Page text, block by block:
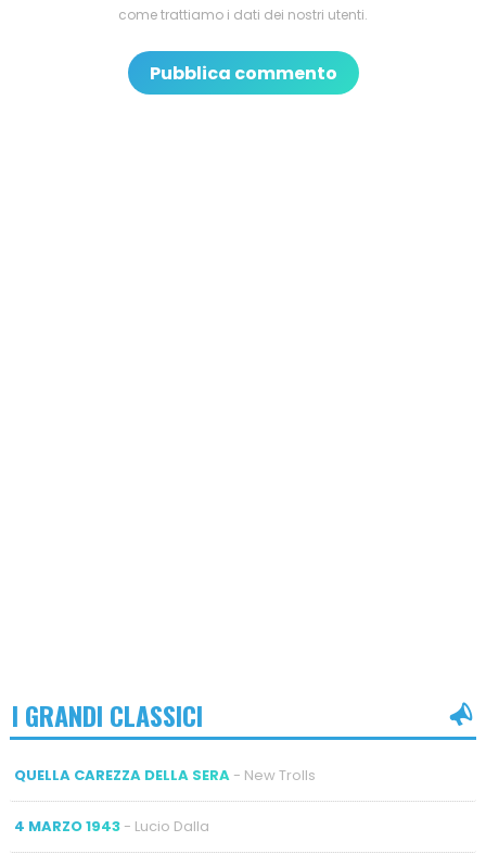
come trattiamo i dati dei nostri utenti.
I GRANDI CLASSICI
QUELLA CAREZZA DELLA SERA- New Trolls
4 MARZO 1943- Lucio Dalla